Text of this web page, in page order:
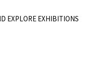
EXPLORE EXHIBITIONS